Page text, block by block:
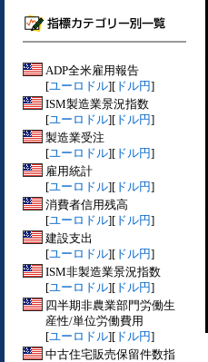
ADP全米雇用報告
[ユーロドル][ ドル円]
ISM製造業景況指数
[ユーロドル][ ドル円]
製造業受注
[ユーロドル][ ドル円]
雇用統計
[ユーロドル][ ドル円]
消費者信用残高
[ユーロドル][ ドル円]
建設支出
[ユーロドル][ ドル円]
ISM非製造業景況指数
[ユーロドル][ ドル円]
四半期非農業部門労働生
産性/単位労働費用
[ユーロドル][ ドル円]
中古住宅販売保留件数指